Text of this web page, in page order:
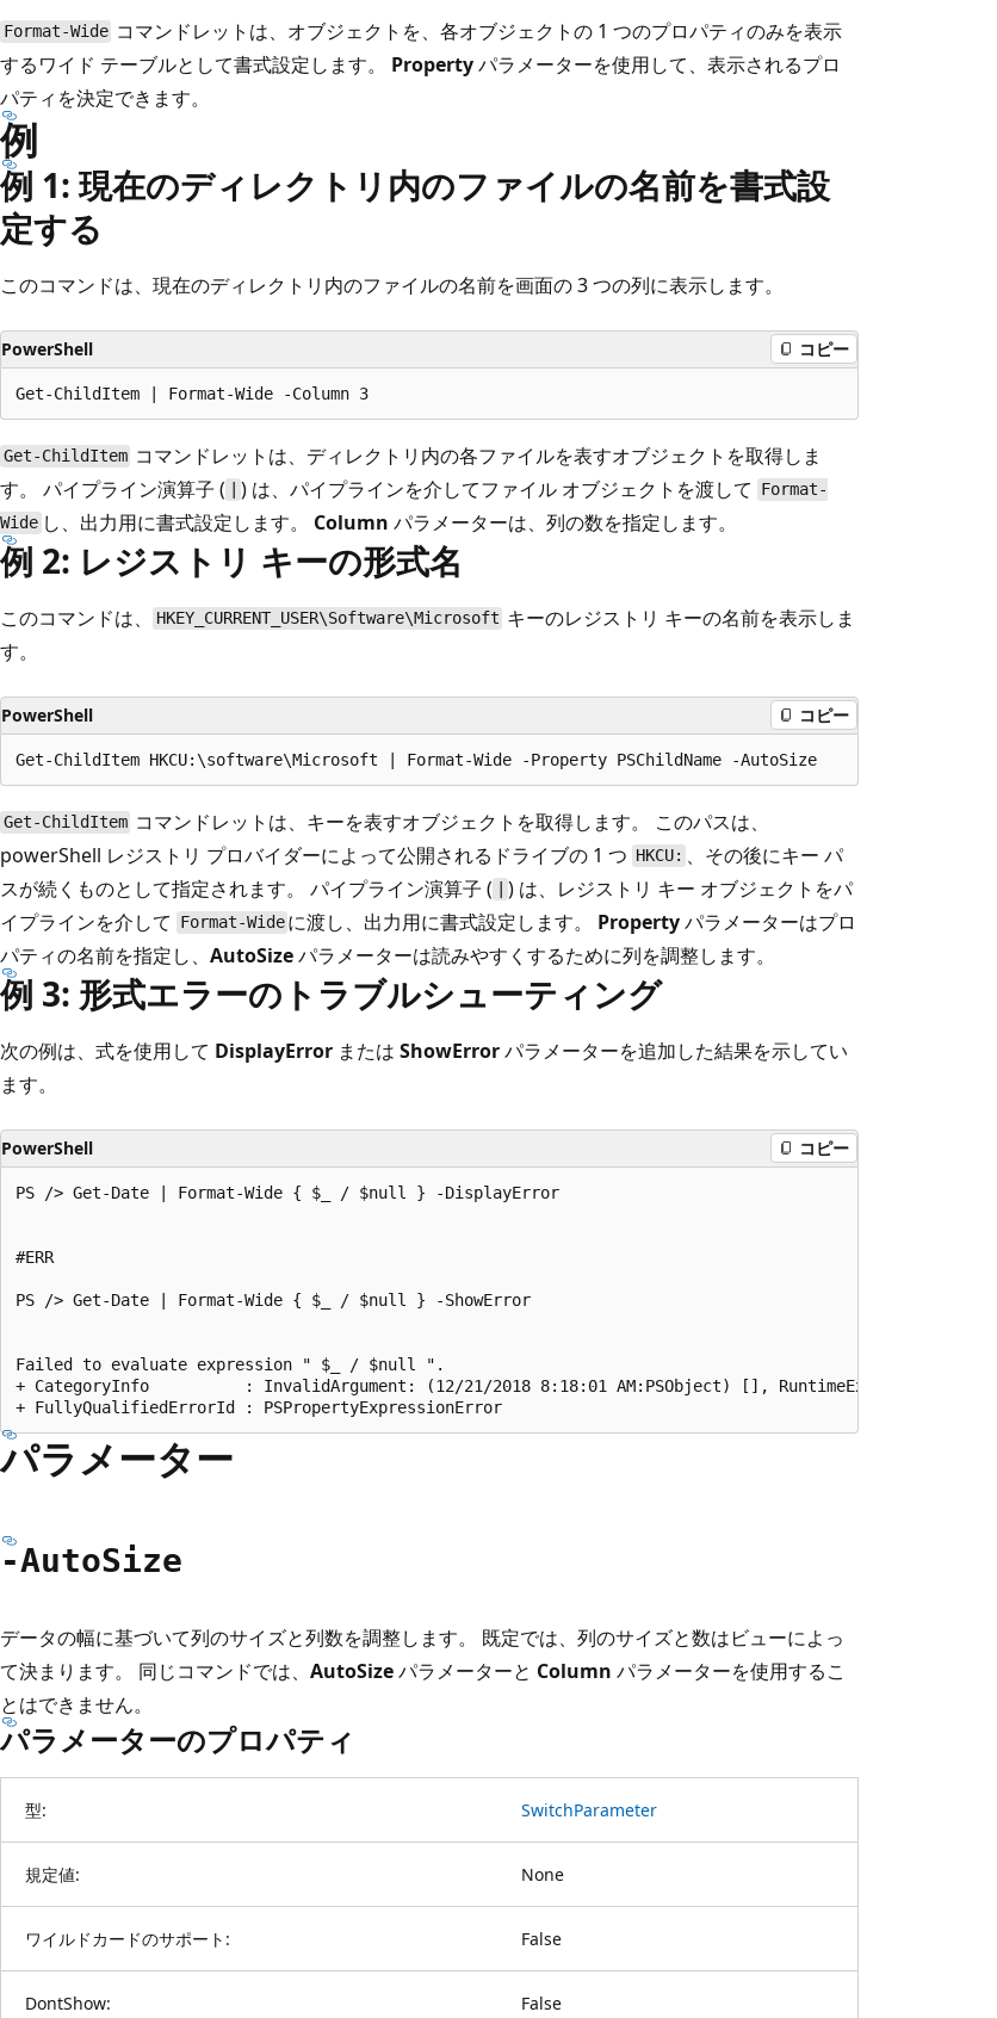
Format-Wide コマンドレットは、オブジェクトを、各オブジェクトの 1 つのプロパティのみを表示
するワイド テーブルとして書式設定します。 Propertyパラメーターを使用して、表示されるプロ
パティを決定できます。
例
例 1: 現在のディレクトリ内のファイルの名前を書式設
定する
このコマンドは、現在のディレクトリ内のファイルの名前を画面の 3 つの列に表示します。
PowerShell コピー
Get-ChildItem コマンドレットは、ディレクトリ内の各ファイルを表すオブジェクトを取得しま
す。 パイプライン演算子 (
) は、パイプラインを介してファイル オブジェクトを渡して
Format-
Wide し、出力用に書式設定します。 Column パラメーターは、列の数を指定します。
例 2: レジストリ キーの形式名
このコマンドは、 HKEY_CURRENT_USER\Software\Microsoft キーのレジストリ キーの名前を表示しま
す。
PowerShell コピー
Get-ChildItem コマンドレットは、キーを表すオブジェクトを取得します。 このパスは、
powerShell レジストリ プロバイダーによって公開されるドライブの 1 つ HKCU: 、その後にキー パ
スが続くものとして指定されます。 パイプライン演算子 (
) は、レジストリ キー オブジェクトをパ
イプラインを介して
Format-Wide に渡し、出力用に書式設定します。 Propertyパラメーターはプロ
パティの名前を指定し、 AutoSizeパラメーターは読みやすくするために列を調整します。
例 3: 形式エラーのトラブルシューティング
次の例は、式を使用して DisplayError または ShowErrorパラメーターを追加した結果を示してい
ます。
PowerShell コピー
PS /> Get-Date | Format-Wide { $_ / $null } -DisplayError
#ERR
PS /> Get-Date | Format-Wide { $_ / $null } -ShowError
Failed to evaluate expression " $_ / $null ".
+ CategoryInfo          : InvalidArgument: (12/21/2018 8:18:01 AM:PSObject) [], RuntimeException
パラメーター
-AutoSize
データの幅に基づいて列のサイズと列数を調整します。 既定では、列のサイズと数はビューによっ
て決まります。 同じコマンドでは、 AutoSizeパラメーターと Column パラメーターを使用するこ
とはできません。
パラメーターのプロパティ
型: SwitchParameter
規定値: None
ワイルドカードのサポート: False
DontShow: False